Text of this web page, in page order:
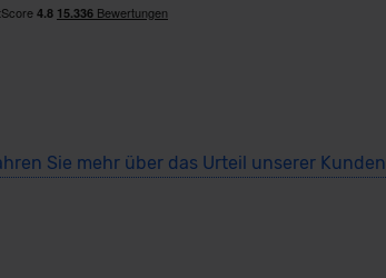
Sie mehr über das Urteil unserer Kunden